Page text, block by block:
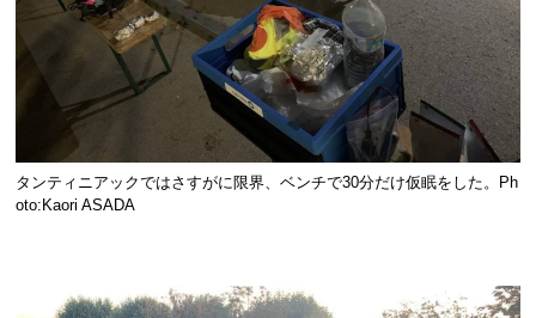
タンティニアックではさすがに限界、ベンチで30分だけ仮眠をした。Ph
oto:Kaori ASADA